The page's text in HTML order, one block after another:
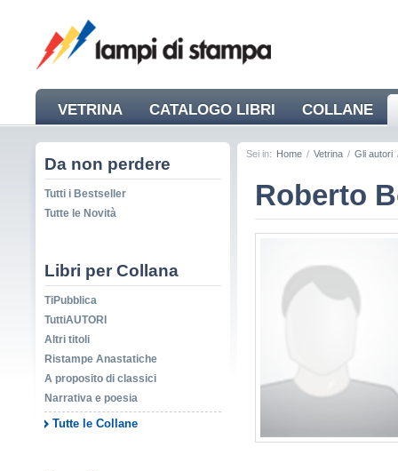
VETRINA CATALOGO LIBRI COLLANE
NEWS
Da non perdere
Tutti i Bestseller
Tutte le Novità
Libri per Collana
TiPubblica
TuttiAUTORI
Altri titoli
Ristampe Anastatiche
A proposito di classici
Narrativa e poesia
Tutte le Collane
Sei in: Home / Vetrina / Gli autori
Roberto